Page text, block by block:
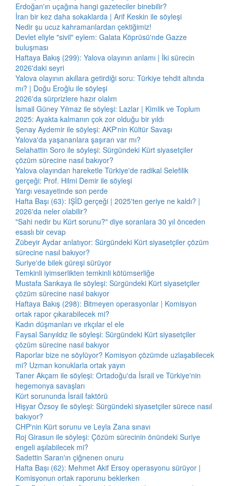
Erdoğan'ın uçağına hangi gazeteciler binebilir?
İran bir kez daha sokaklarda | Arif Keskin ile söyleşi
Nedir şu ucuz kahramanlardan çektiğimiz!
Devlet eliyle "sivil" eylem: Galata Köprüsü'nde Gazze
buluşması
Haftaya Bakış (299): Yalova olayının anlamı | İki sürecin
2026'daki seyri
Yalova olayının akıllara getirdiği soru: Türkiye tehdit altında
mı? | Doğu Eroğlu ile söyleşi
2026'da sürprizlere hazır olalım
İsmail Güney Yılmaz ile söyleşi: Lazlar | Kimlik ve Toplum
2025: Ayakta kalmanın çok zor olduğu bir yıldı
Şenay Aydemir ile söyleşi: AKP'nin Kültür Savaşı
Yalova'da yaşananlara şaşıran var mı?
Selahattin Soro ile söyleşi: Sürgündeki Kürt siyasetçiler
çözüm sürecine nasıl bakıyor?
Yalova olayından hareketle Türkiye'de radikal Selefilik
gerçeği: Prof. Hilmi Demir ile söyleşi
Yargı vesayetinde son perde
Hafta Başı (63): IŞİD gerçeği | 2025'ten geriye ne kaldı? |
2026'da neler olabilir?
"Sahi nedir bu Kürt sorunu?" diye soranlara 30 yıl önceden
esaslı bir cevap
Zübeyir Aydar anlatıyor: Sürgündeki Kürt siyasetçiler çözüm
sürecine nasıl bakıyor?
Suriye'de bilek güreşi sürüyor
Temkinli iyimserlikten temkinli kötümserliğe
Mustafa Sarıkaya ile söyleşi: Sürgündeki Kürt siyasetçiler
çözüm sürecine nasıl bakıyor
Haftaya Bakış (298): Bitmeyen operasyonlar | Komisyon
ortak rapor çıkarabilecek mi?
Kadın düşmanları ve ırkçılar el ele
Faysal Sarıyıldız ile söyleşi: Sürgündeki Kürt siyasetçiler
çözüm sürecine nasıl bakıyor
Raporlar bize ne söylüyor? Komisyon çözümde uzlaşabilecek
mi? Uzman konuklarla ortak yayın
Taner Akçam ile söyleşi: Ortadoğu'da İsrail ve Türkiye'nin
hegemonya savaşları
Kürt sorununda İsrail faktörü
Hişyar Özsoy ile söyleşi: Sürgündeki siyasetçiler sürece nasıl
bakıyor?
CHP'nin Kürt sorunu ve Leyla Zana sınavı
Roj Girasun ile söyleşi: Çözüm sürecinin önündeki Suriye
engeli aşılabilecek mi?
Sadettin Saran'ın çiğnenen onuru
Hafta Başı (62): Mehmet Akif Ersoy operasyonu sürüyor |
Komisyonun ortak raporunu beklerken